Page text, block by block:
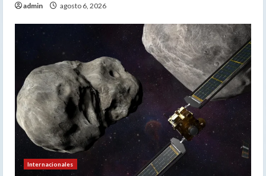
admin agosto 6, 2026
Internacionales